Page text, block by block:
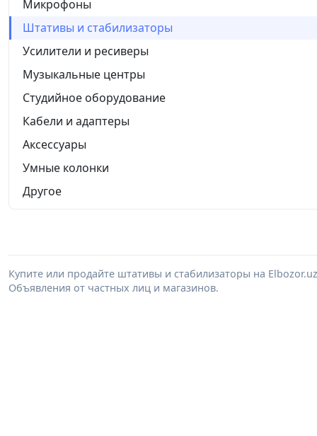
Микрофоны
Штативы и стабилизаторы
Усилители и ресиверы
Музыкальные центры
Студийное оборудование
Кабели и адаптеры
Аксессуары
Умные колонки
Другое
Купите или продайте штативы и стабилизаторы на
Объявления от частных лиц и магазинов.